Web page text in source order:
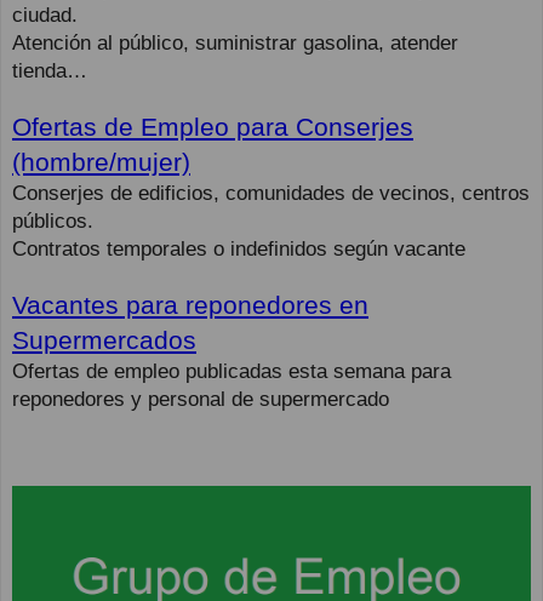
ciudad.
Atención al público, suministrar gasolina, atender
tienda…
Ofertas de Empleo para Conserjes
(hombre/mujer)
Conserjes de edificios, comunidades de vecinos, centros
públicos.
Contratos temporales o indefinidos según vacante
Vacantes para reponedores en
Supermercados
Ofertas de empleo publicadas esta semana para
reponedores y personal de supermercado